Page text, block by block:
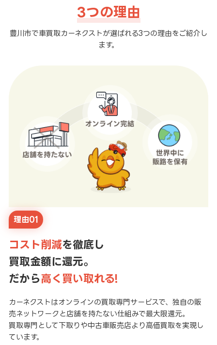
3つの理由
豊川市で車買取カーネクストが選ばれる3つの理由をご紹介し
ます。
理由01
コスト削減を徹底し
買取金額に還元。
だから高く買い取れる!
カーネクストはオンラインの買取専門サービスで、独自の販
売ネットワークと店舗を持たない仕組みで最大限還元。
買取専門として下取りや中古車販売店より高価買取を実現し
ています。